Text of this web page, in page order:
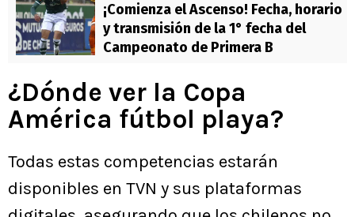
¡Comienza el Ascenso! Fecha, horario
y transmisión de la 1° fecha del
Campeonato de Primera B
¿Dónde ver la Copa
América fútbol playa?
Todas estas competencias estarán
disponibles en TVN y sus plataformas